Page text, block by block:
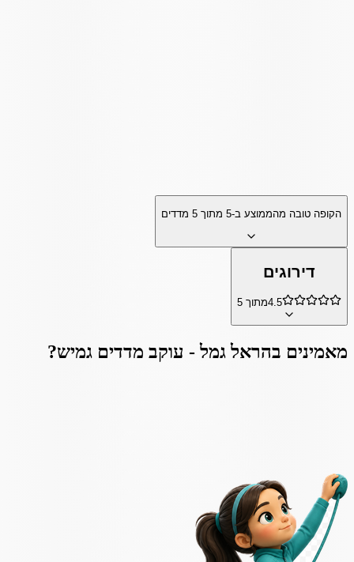
הקופה טובה מהממוצע ב-5 מתוך 5 מדדים
דירוגים
4.5מתוך 5
מאמינים בהראל גמל - עוקב מדדים גמיש?